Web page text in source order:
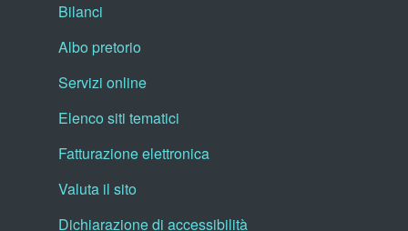
Bilanci
Albo pretorio
Servizi online
Elenco siti tematici
Fatturazione elettronica
Valuta il sito
Dichiarazione di accessibilità